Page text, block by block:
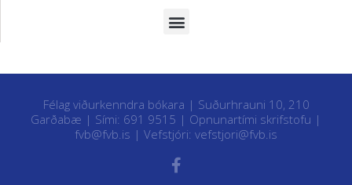
Félag viðurkenndra bókara | Suðurhrauni 10, 210
Garðabæ | Sími: 691 9515 | Opnunartími skrifstofu |
fvb@fvb.is | Vefstjóri: vefstjori@fvb.is